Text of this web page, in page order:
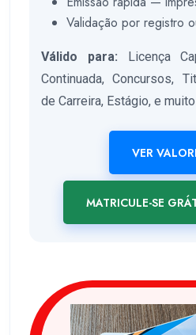
Validação por registro
Válido para: Licença
Continuada, Concursos,
de Carreira, Estágio, e
VER
MATRICULE-SE